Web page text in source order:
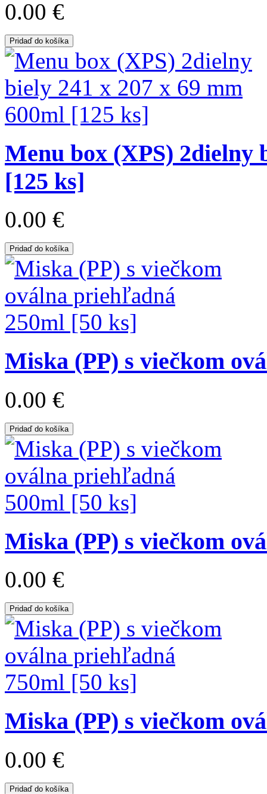
0.00 €
Pridaď do košíka
Menu box (XPS) 2dielny
[125 ks]
0.00 €
Pridaď do košíka
Miska (PP) s viečkom
0.00 €
Pridaď do košíka
Miska (PP) s viečkom
0.00 €
Pridaď do košíka
Miska (PP) s viečkom
0.00 €
Pridaď do košíka